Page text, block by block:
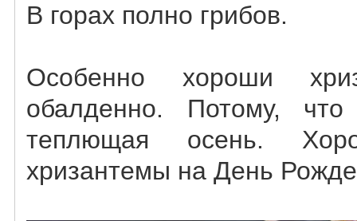
В горах полно грибов.
Особенно хороши
обалденно. Потому,
теплющая осень.
хризантемы на День